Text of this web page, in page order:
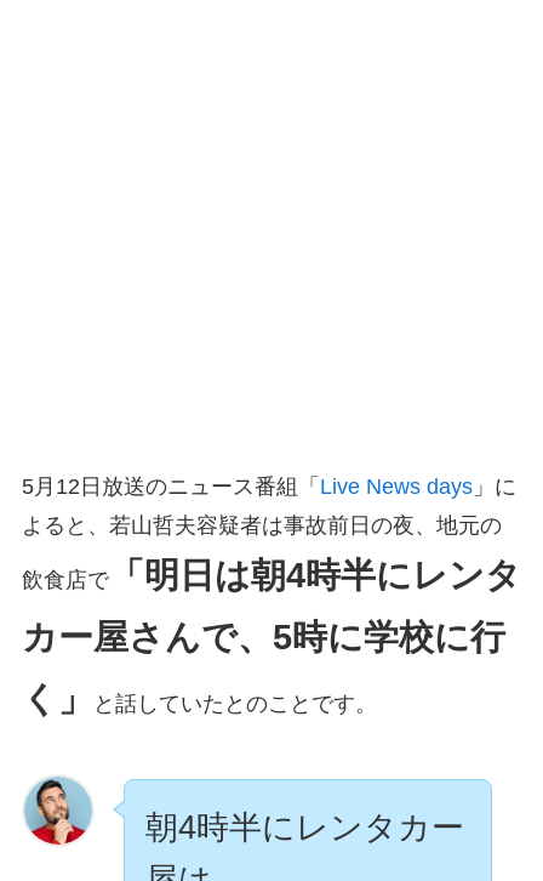
5月12日放送のニュース番組「 Live News days」に
よると、若山哲夫容疑者は事故前日の夜、地元の
飲食店で「明日は朝4時半にレンタ
カー屋さんで、5時に学校に行
く」
と話していたとのことです。
朝4時半にレンタカー